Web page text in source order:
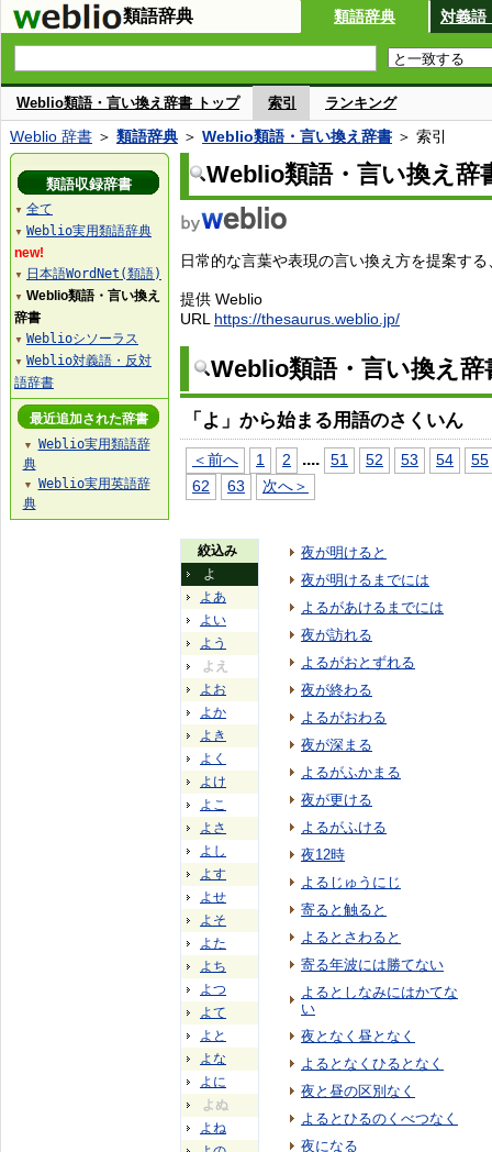
類語辞典 類語辞典 対義語
Weblio類語・言い換え辞書 トップ 索引 ランキング
Weblio 辞書 ＞ 類語辞典 ＞ Weblio類語・言い換え辞書 ＞ 索引
Weblio類語・言い換え辞
日常的な言葉や表現の言い換え方を提案す
提供 Weblio
URL https://thesaurus.weblio.jp/
Weblio類語・言い換え
「よ」から始まる用語のさくいん
＜前へ 1 2 .... 51 52 53 54
55
62
63 次へ＞
絞込み
よ
よあ
よい
よう
よえ
よお
よか
よき
よく
よけ
よこ
よさ
よし
よす
よせ
よそ
よた
よち
よつ
よて
よと
よな
よに
よぬ
よね
夜が明けると
夜が明けるまでには
よるがあけるまでには
夜が訪れる
よるがおとずれる
夜が終わる
よるがおわる
夜が深まる
よるがふかまる
夜が更ける
よるがふける
夜12時
よるじゅうにじ
寄ると触ると
よるとさわると
寄る年波には勝てない
よるとしなみにはかてな
い
夜となく昼となく
よるとなくひるとなく
夜と昼の区別なく
よるとひるのくべつなく
夜になる
類語収録辞書
▼ 全て
▼ Weblio実用類語辞典
new!
▼ 日本語WordNet(類語)
▼ Weblio類語・言い換え
辞書
▼ Weblioシソーラス
▼ Weblio対義語・反対
語辞書
最近追加された辞書
▼
Weblio実用類語辞
典
▼
Weblio実用英語辞
典